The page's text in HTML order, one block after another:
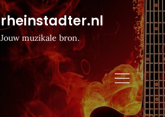
rheinstadter.nl
Jouw muzikale bron.